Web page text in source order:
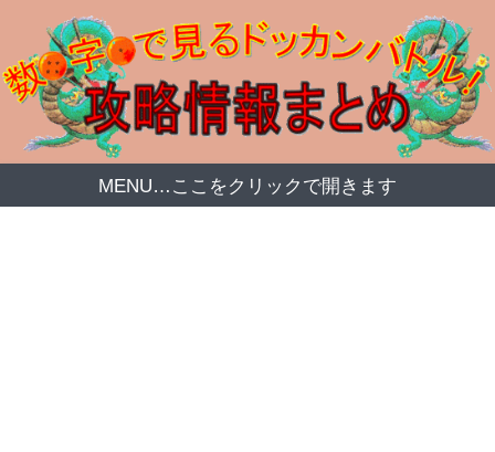
MENU…ここをクリックで開きます